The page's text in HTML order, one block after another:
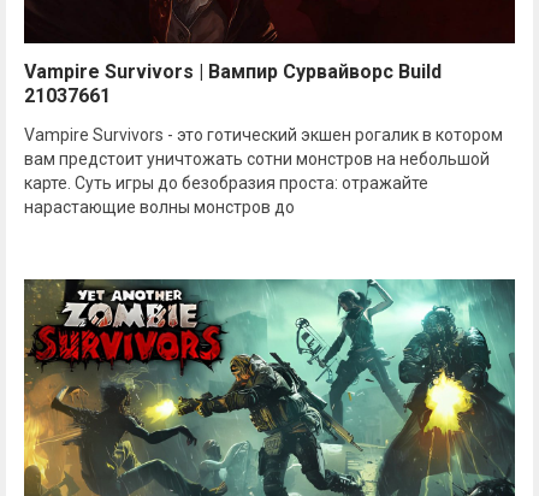
Vampire Survivors | Вампир Сурвайворс Build
21037661
Vampire Survivors - это готический экшен рогалик в котором
вам предстоит уничтожать сотни монстров на небольшой
карте. Суть игры до безобразия проста: отражайте
нарастающие волны монстров до